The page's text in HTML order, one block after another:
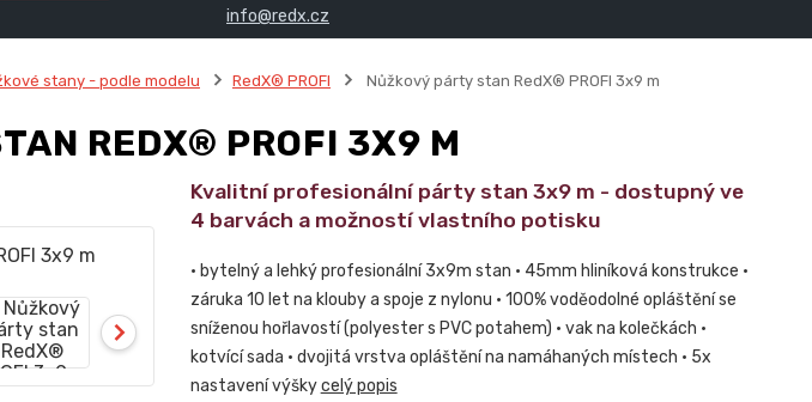
info@redx.cz
stany - podle modelu RedX® PROFI Nůžkový párty stan RedX® PROFI 3x9 m
REDX® PROFI 3X9 M
Kvalitní profesionální párty stan 3x9 m - dostupný ve
4 barvách a možností vlastního potisku
• bytelný a lehký profesionální 3x9m stan • 45mm hliníková konstrukce •
záruka 10 let na klouby a spoje z nylonu • 100% voděodolné opláštění se
sníženou hořlavostí (polyester s PVC potahem) • vak na kolečkách •
kotvící sada • dvojitá vrstva opláštění na namáhaných místech • 5x
nastavení výškycelý popis